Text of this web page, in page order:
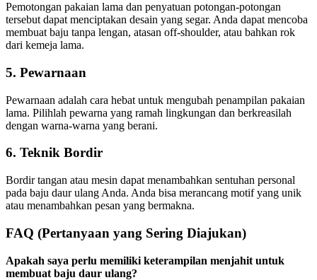
Pemotongan pakaian lama dan penyatuan potongan-potongan
tersebut dapat menciptakan desain yang segar. Anda dapat mencoba
membuat baju tanpa lengan, atasan off-shoulder, atau bahkan rok
dari kemeja lama.
5. Pewarnaan
Pewarnaan adalah cara hebat untuk mengubah penampilan pakaian
lama. Pilihlah pewarna yang ramah lingkungan dan berkreasilah
dengan warna-warna yang berani.
6. Teknik Bordir
Bordir tangan atau mesin dapat menambahkan sentuhan personal
pada baju daur ulang Anda. Anda bisa merancang motif yang unik
atau menambahkan pesan yang bermakna.
FAQ (Pertanyaan yang Sering Diajukan)
Apakah saya perlu memiliki keterampilan menjahit untuk
membuat baju daur ulang?